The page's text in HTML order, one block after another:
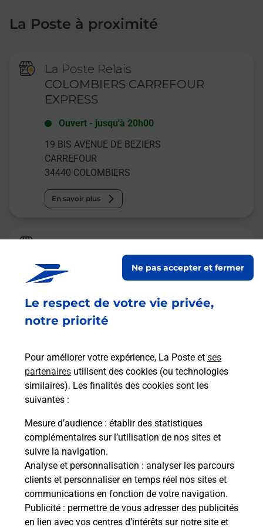
Le respect de votre vie privée,
notre priorité
Pour améliorer votre expérience, La Poste et ses
partenaires utilisent des cookies (ou technologies
similaires). Les finalités des cookies sont les
suivantes :
Mesure d’audience : établir des statistiques
complémentaires sur l’utilisation de nos sites et
suivre la navigation.
Analyse et personnalisation : analyser les parcours
clients et personnaliser en temps réel nos sites et
communications en fonction de votre navigation.
Publicité : permettre de vous adresser des publicités
en lien avec vos centres d’intérêts sur notre site et
Ne pas accepter et fermer
La Poste à proximité
La Poste Relais
COLOMBIERS CARREFOUR
EXPRESS
Ouvert - jusqu'à 20h00
19 BIS AVENUE DE BEZIERS
CARREFOUR
34440 COLOMBIERS
En savoir plus
Relais Pickup
MIDI MENUISERIE
101 RUE DES ANCIENNES CARRIERES
34440 COLOMBIERS
Malin !
La Poste
en ligne
Ouvert 24h/24
En savoir plus